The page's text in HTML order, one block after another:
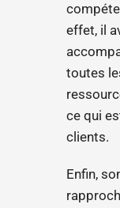
effet, il
toutes
ce qui
clients.
Enfin,